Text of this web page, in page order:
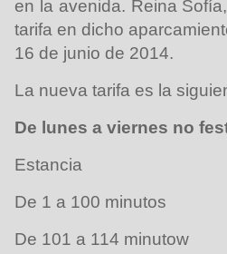
en la avenida. Reina
tarifa en dicho
16 de junio de 2014.
La nueva tarifa es la
De lunes a viernes no
Estancia
De 1 a 100
De 101 a 114